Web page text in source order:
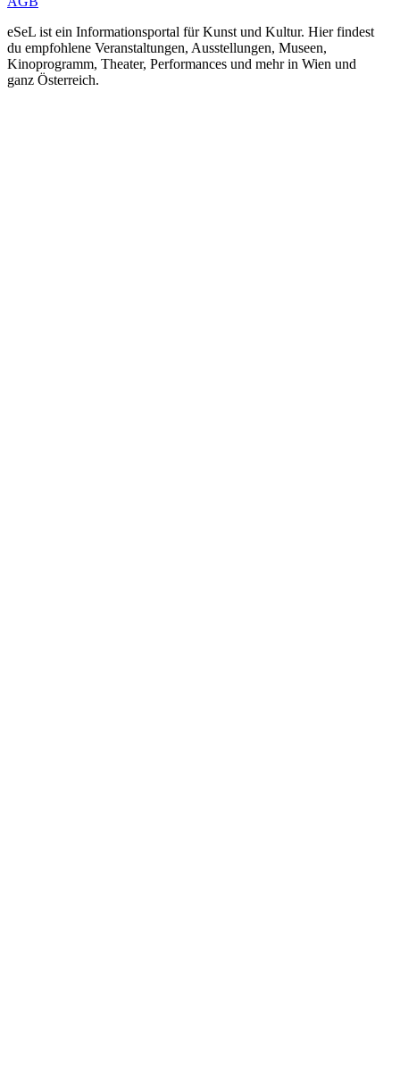
eSeL ist ein Informationsportal für Kunst und Kultur. Hier findest
du empfohlene Veranstaltungen, Ausstellungen, Museen,
Kinoprogramm, Theater, Performances und mehr in Wien und
ganz Österreich.